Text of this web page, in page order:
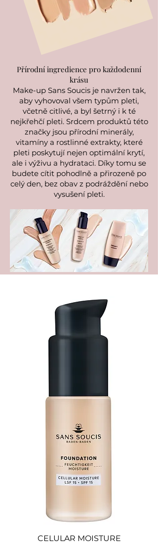
Přírodní ingredience pro každodenní
krásu
Make-up Sans Soucis je navržen tak,
aby vyhovoval všem typům pleti,
včetně citlivé, a byl šetrný i k té
nejkřehčí pleti. Srdcem produktů této
značky jsou přírodní minerály,
vitamíny a rostlinné extrakty, které
pleti poskytují nejen optimální krytí,
ale i výživu a hydrataci. Díky tomu se
budete cítit pohodlně a přirozeně po
celý den, bez obav z podráždění nebo
vysušení pleti.
CELULAR MOISTURE